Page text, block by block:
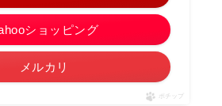
ショッピング
メルカリ
ポチップ